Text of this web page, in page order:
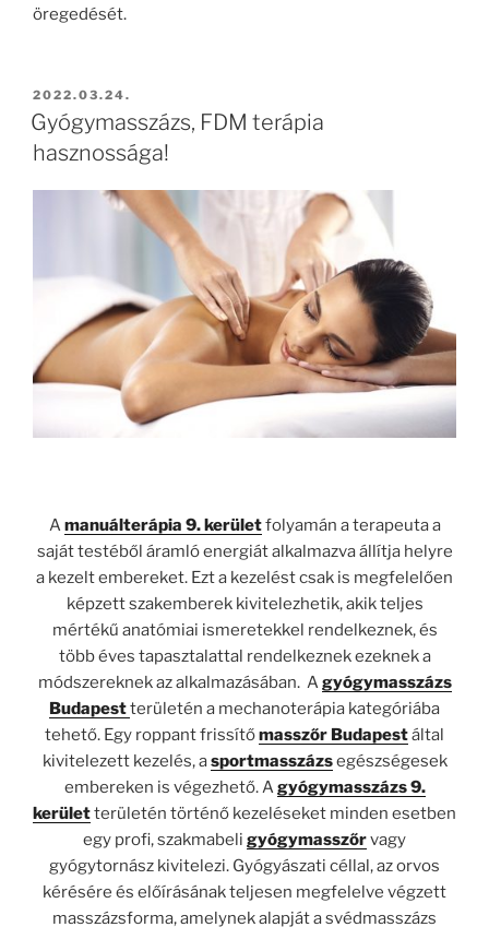
öregedését.
BEKÜLDVE:
2022.03.24.
Gyógymasszázs, FDM terápia
hasznossága!
Amanuálterápia 9. kerületfolyamán a terapeuta a
saját testéből áramló energiát alkalmazva állítja helyre
a kezelt embereket. Ezt a kezelést csak is megfelelően
képzett szakemberek kivitelezhetik, akik teljes
mértékű anatómiai ismeretekkel rendelkeznek, és
több éves tapasztalattal rendelkeznek ezeknek a
módszereknek az alkalmazásában. Agyógymasszázs
Budapestterületén a mechanoterápia kategóriába
tehető. Egy roppant frissítőmasszőr Budapestáltal
kivitelezett kezelés, asportmasszázsegészségesek
embereken is végezhető. Agyógymasszázs 9.
kerületterületén történő kezeléseket minden esetben
egy profi, szakmabeli gyógymasszőrvagy
gyógytornász kivitelezi. Gyógyászati céllal, az orvos
kérésére és előírásának teljesen megfelelve végzett
masszázsforma, amelynek alapját a svédmasszázs